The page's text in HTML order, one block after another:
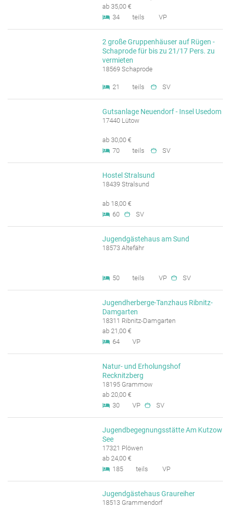
ab 35,00 €
34
teils VP
2 große Gruppenhäuser auf Rügen -
Schaprode für bis zu 21/17 Pers. zu
vermieten
18569 Schaprode
21 teils SV
Gutsanlage Neuendorf - Insel Usedom
17440 Lütow
ab 30,00 €
70
teils SV
Hostel Stralsund
18439 Stralsund
ab 18,00 €
60
SV
Jugendgästehaus am Sund
18573 Altefähr
50 teils VP SV
Jugendherberge-Tanzhaus Ribnitz-
Damgarten
18311 Ribnitz-Damgarten
ab 21,00 €
64
VP
Natur- und Erholungshof
Recknitzberg
18195 Grammow
ab 20,00 €
30
VP SV
Jugendbegegnungsstätte Am Kutzow
See
17321 Plöwen
ab 24,00 €
185
teils VP
Jugendgästehaus Graureiher
18513 Grammendorf